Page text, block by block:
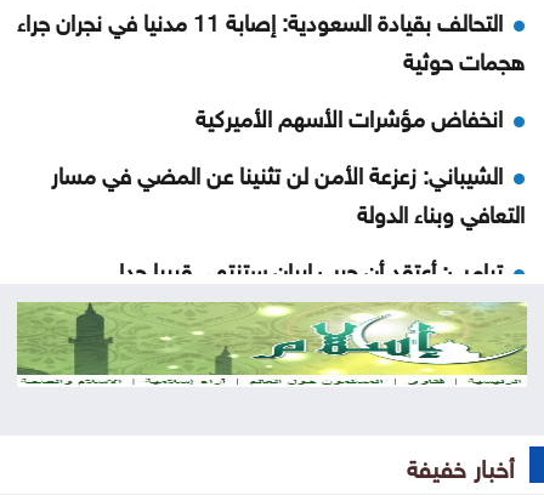
التحالف بقيادة السعودية: إصابة 11 مدنيا في نجران جراء
هجمات حوثية
انخفاض مؤشرات الأسهم الأميركية
الشيباني: زعزعة الأمن لن تثنينا عن المضي في مسار
التعافي وبناء الدولة
ترامب: أعتقد أن حرب إيران ستنتهي قريبا جدا
بلدية جرش الكبرى: تكليف الحوامدة مديراً لدائرة
الخدمات العامة
المواطنN
أخبار خفيفة